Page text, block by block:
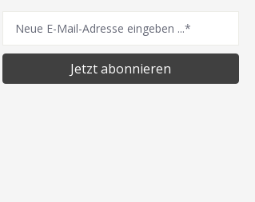
Jetzt abonnieren